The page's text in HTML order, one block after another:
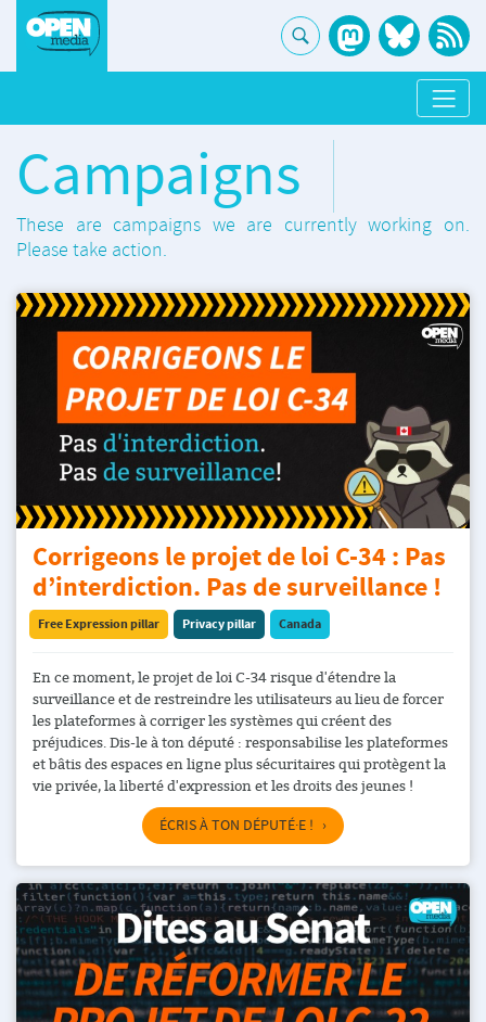
Campaigns
These are campaigns we are currently working on.
Please take action.
Corrigeons le projet de loi C-34 : Pas
d’interdiction. Pas de surveillance !
Free Expression pillar Privacy pillar Canada
En ce moment, le projet de loi C-34 risque d'étendre la
surveillance et de restreindre les utilisateurs au lieu de forcer
les plateformes à corriger les systèmes qui créent des
préjudices. Dis-le à ton député : responsabilise les plateformes
et bâtis des espaces en ligne plus sécuritaires qui protègent la
vie privée, la liberté d'expression et les droits des jeunes !
ÉCRIS À TON DÉPUTÉ·E !